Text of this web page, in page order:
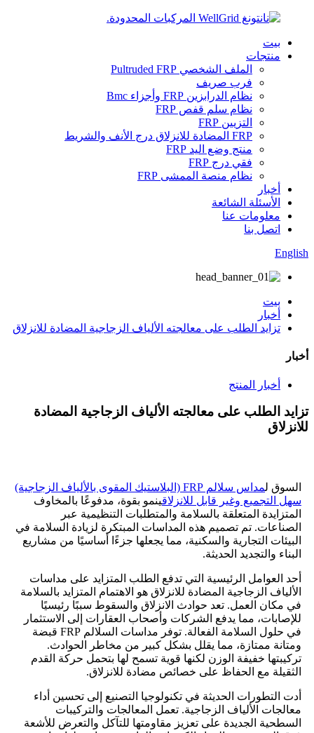
بيت
منتجات
الملف الشخصي Pultruded FRP
فرب صريف
نظام الدرابزين FRP وأجزاء Bmc
نظام سلم قفص FRP
التزيين FRP
FRP المضادة للانزلاق درج الأنف والشريط
منتج وضع اليد FRP
فقي درج FRP
نظام منصة الممشى FRP
أخبار
الأسئلة الشائعة
معلومات عنا
اتصل بنا
English
بيت
أخبار
تزايد الطلب على معالجته الألياف الزجاجية المضادة للانزلاق
أخبار
أخبار المنتج
تزايد الطلب على معالجته الألياف الزجاجية المضادة
للانزلاق
السوق ل
مداس سلالم FRP (البلاستيك المقوى بالألياف الزجاجية)
سهل التجميع وغير قابل للانزلاقينمو بقوة، مدفوعًا بالمخاوف
المتزايدة المتعلقة بالسلامة والمتطلبات التنظيمية عبر
الصناعات. تم تصميم هذه المداسات المبتكرة لزيادة السلامة في
البيئات التجارية والسكنية، مما يجعلها جزءًا أساسيًا من مشاريع
البناء والتجديد الحديثة.
أحد العوامل الرئيسية التي تدفع الطلب المتزايد على مداسات
الألياف الزجاجية المضادة للانزلاق هو الاهتمام المتزايد بالسلامة
في مكان العمل. تعد حوادث الانزلاق والسقوط سببًا رئيسيًا
للإصابات، مما يدفع الشركات وأصحاب العقارات إلى الاستثمار
في حلول السلامة الفعالة. توفر مداسات السلالم FRP قبضة
ومتانة ممتازة، مما يقلل بشكل كبير من مخاطر الحوادث.
تركيبتها خفيفة الوزن لكنها قوية تسمح لها بتحمل حركة القدم
الثقيلة مع الحفاظ على خصائص مضادة للانزلاق.
أدت التطورات الحديثة في تكنولوجيا التصنيع إلى تحسين أداء
معالجات الألياف الزجاجية. تعمل المعالجات والتركيبات
السطحية الجديدة على تعزيز مقاومتها للتآكل والتعرض للأشعة